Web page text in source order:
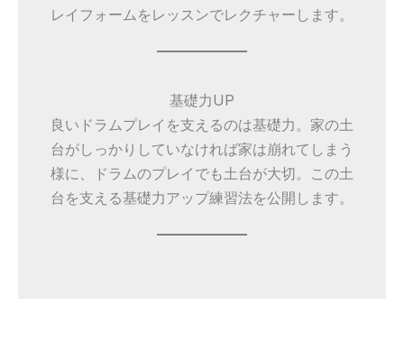
レイフォームをレッスンでレクチャーします。
基礎力UP
良いドラムプレイを支えるのは基礎力。家の土
台がしっかりしていなければ家は崩れてしまう
様に、ドラムのプレイでも土台が大切。この土
台を支える基礎力アップ練習法を公開します。